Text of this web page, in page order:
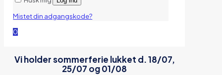
Mistet din adgangskode?
0
Vi holder sommerferie lukket d. 18/07,
25/07 og 01/08